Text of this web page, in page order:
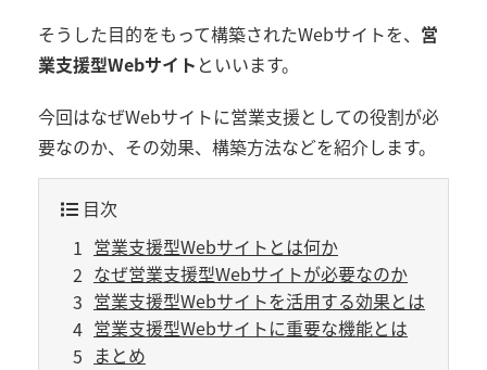
そうした目的をもって構築されたWebサイトを、 営
業支援型Webサイト といいます。
今回はなぜWebサイトに営業支援としての役割が必
要なのか、その効果、構築方法などを紹介します。
目次
営業支援型Webサイトとは何か
なぜ営業支援型Webサイトが必要なのか
営業支援型Webサイトを活用する効果とは
営業支援型Webサイトに重要な機能とは
まとめ